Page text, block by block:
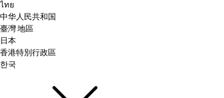
ไทย
中华人民共和国
臺灣 地區
日本
香港特別行政區
한국